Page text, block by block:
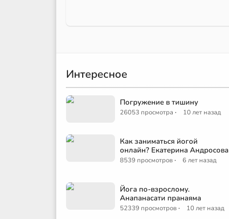
Интересное
Погружение в тишину
26053 просмотра · 10 лет назад
Как заниматься йогой
онлайн? Екатерина Андросова
8539 просмотров · 6 лет назад
Йога по-взрослому.
Анапанасати пранаяма
52339 просмотров · 10 лет назад